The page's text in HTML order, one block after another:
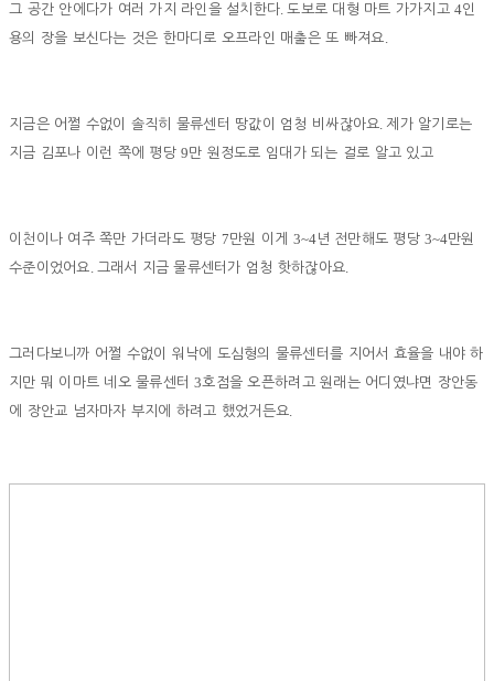
그 공간 안에다가 여러 가지 라인을 설치한다.도보로 대형 마트 가가지고4인
용의 장을 보신다는 것은 한마디로 오프라인 매출은 또 빠져요.
지금은 어쩔 수없이 솔직히 물류센터 땅값이 엄청 비싸잖아요. 제가 알기로는
지금 김포나 이런 쪽에 평당9만 원정도로 임대가 되는 걸로 알고 있고
이천이나 여주 쪽만 가더라도 평당 7만원 이게 3~4년 전만해도 평당3~4만원
수준이었어요. 그래서 지금 물류센터가 엄청 핫하잖아요.
그러다보니까 어쩔 수없이 워낙에 도심형의 물류센터를 지어서 효율을 내야 하
지만 뭐 이마트 네오 물류센터3호점을 오픈하려고 원래는 어디였냐면 장안동
에 장안교 넘자마자 부지에 하려고 했었거든요.